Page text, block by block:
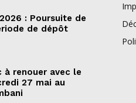
: Poursuite de
de dépôt
renouer avec le
27 mai au